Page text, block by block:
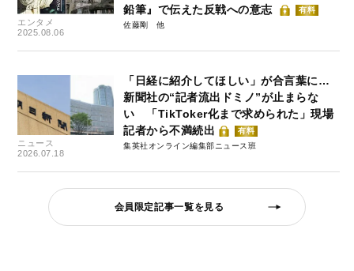
エンタメ
2025.08.06
鉛筆』で伝えた反戦への意志
有料
佐藤剛
ニュース
2026.07.18
「日経に紹介してほしい」が合言葉に…
新聞社の“記者流出ドミノ”が止まらな
い 「TikToker化まで求められた」現場
記者から不満続出
有料
集英社オンライン編集部ニュース班
会員限定記事一覧を見る